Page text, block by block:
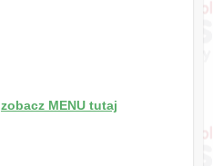
zobacz MENU tutaj